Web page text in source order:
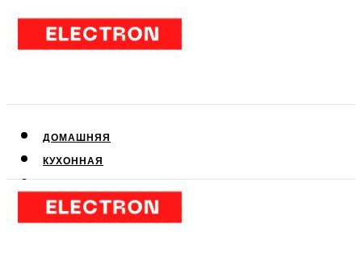
ДОМАШНЯЯ
КУХОННАЯ
КЛИМАТИЧЕСКАЯ